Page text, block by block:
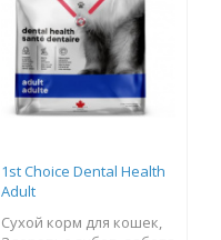
1st Choice Dental Health
Adult
Сухой корм для кошек,